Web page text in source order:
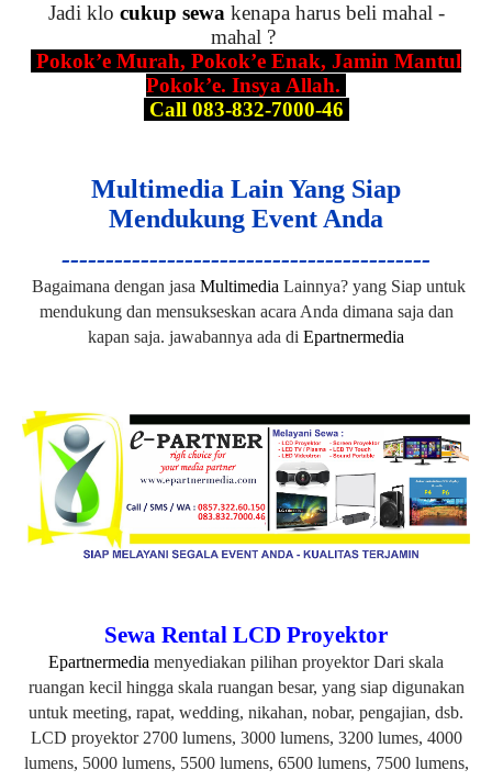
Jadi klo cukup sewa kenapa harus beli mahal -
mahal ?
Pokok’e Murah, Pokok’e Enak, Jamin Mantul
Pokok’e. Insya Allah.
Call 083-832-7000-46
Multimedia Lain Yang Siap
Mendukung Event Anda
------------------------------------------
Bagaimana dengan jasa Multimedia Lainnya? yang Siap untuk
mendukung dan mensukseskan acara Anda dimana saja dan
kapan saja. jawabannya ada di Epartnermedia
Sewa Rental LCD Proyektor
Epartnermedia menyediakan pilihan proyektor Dari skala
ruangan kecil hingga skala ruangan besar, yang siap digunakan
untuk meeting, rapat, wedding, nikahan, nobar, pengajian, dsb.
LCD proyektor 2700 lumens, 3000 lumens, 3200 lumes, 4000
lumens, 5000 lumens, 5500 lumens, 6500 lumens, 7500 lumens,